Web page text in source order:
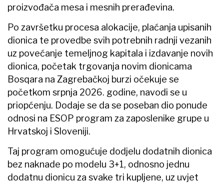
proizvođača mesa i mesnih prerađevina.
Po završetku procesa alokacije, plaćanja upisanih
dionica te provedbe svih potrebnih radnji vezanih
uz povećanje temeljnog kapitala i izdavanje novih
dionica, početak trgovanja novim dionicama
Bosqara na Zagrebačkoj burzi očekuje se
početkom srpnja 2026. godine, navodi se u
priopćenju. Dodaje se da se poseban dio ponude
odnosi na ESOP program za zaposlenike grupe u
Hrvatskoj i Sloveniji.
Taj program omogućuje dodjelu dodatnih dionica
bez naknade po modelu 3+1, odnosno jednu
dodatnu dionicu za svake tri kupljene, uz uvjet